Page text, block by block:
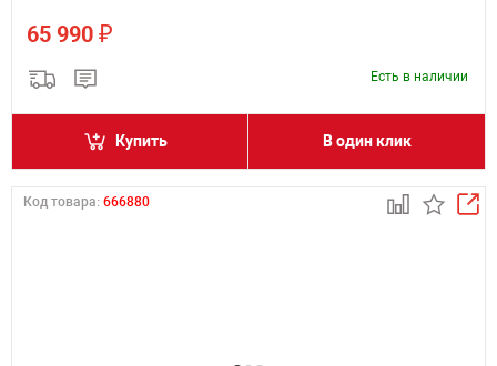
65 990 ₽
Есть в наличии
Купить В один клик
Код товара: 666880